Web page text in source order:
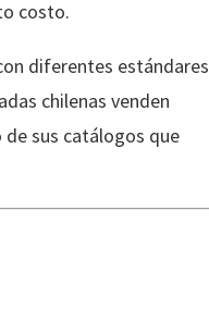
costo.
diferentes estándares
chilenas venden
de sus catálogos que